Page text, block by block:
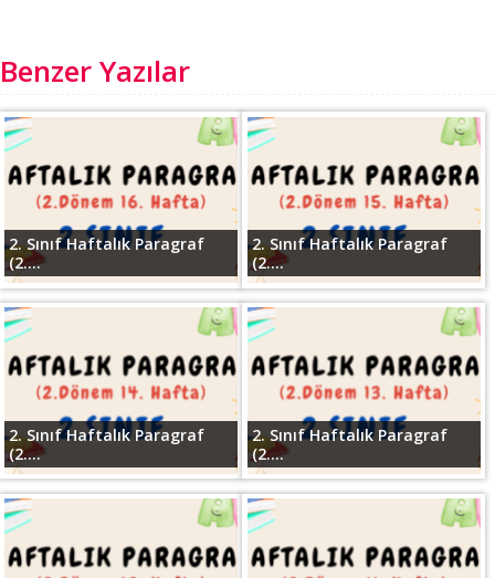
Benzer Yazılar
2. Sınıf Haftalık Paragraf
(2....
2. Sınıf Haftalık Paragraf
(2....
2. Sınıf Haftalık Paragraf
(2....
2. Sınıf Haftalık Paragraf
(2....